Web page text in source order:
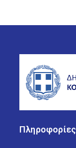
Πληροφορίες